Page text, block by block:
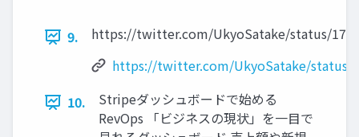
9.
https://twitter.com/UkyoSatake/status/
https://twitter.com/UkyoSatake/status/
10.
Stripeダッシュボードで始める
RevOps 「ビジネスの現状」を一目で